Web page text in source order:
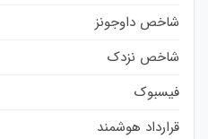
شاخص داوجونز
شاخص نزدک
فیسبوک
قرارداد هوشمند